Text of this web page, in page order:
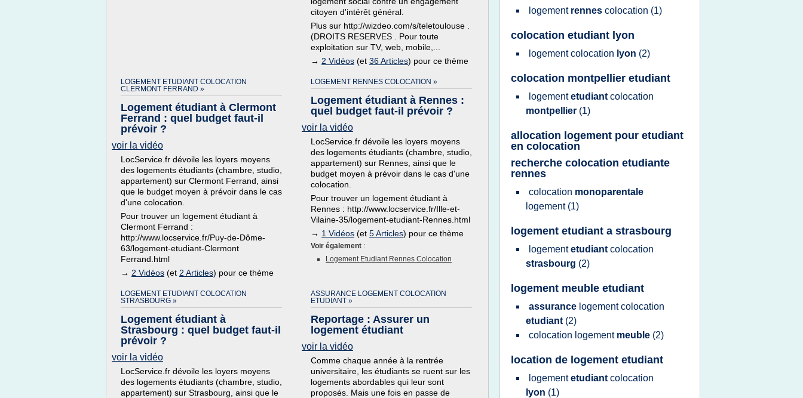
citoyen d'intérêt général.
Plus sur http://wizdeo.com/s/teletoulouse .
(DROITS RESERVES . Pour toute
exploitation sur TV, web, mobile,...
→ 2 Vidéos (et 36 Articles) pour ce thème
LOGEMENT ETUDIANT COLOCATION
CLERMONT FERRAND »
Logement étudiant à Clermont
Ferrand : quel budget faut-il
prévoir ?
voir la vidéo
LocService.fr dévoile les loyers moyens
des logements étudiants (chambre, studio,
appartement) sur Clermont Ferrand, ainsi
que le budget moyen à prévoir dans le cas
d'une colocation.
Pour trouver un logement étudiant à
Clermont Ferrand :
http://www.locservice.fr/Puy-de-Dôme-
63/logement-etudiant-Clermont
Ferrand.html
→ 2 Vidéos (et 2 Articles) pour ce thème
LOGEMENT RENNES COLOCATION »
Logement étudiant à Rennes :
quel budget faut-il prévoir ?
voir la vidéo
LocService.fr dévoile les loyers moyens
des logements étudiants (chambre, studio,
appartement) sur Rennes, ainsi que le
budget moyen à prévoir dans le cas d'une
colocation.
Pour trouver un logement étudiant à
Rennes : http://www.locservice.fr/Ille-et-
Vilaine-35/logement-etudiant-Rennes.html
→ 1 Vidéos (et 5 Articles) pour ce thème
Voir également :
Logement Etudiant Rennes Colocation
LOGEMENT ETUDIANT COLOCATION
STRASBOURG »
Logement étudiant à
Strasbourg : quel budget faut-il
prévoir ?
voir la vidéo
LocService.fr dévoile les loyers moyens
des logements étudiants (chambre, studio,
appartement) sur Strasbourg, ainsi que le
ASSURANCE LOGEMENT COLOCATION
ETUDIANT »
Reportage : Assurer un
logement étudiant
voir la vidéo
Comme chaque année à la rentrée
universitaire, les étudiants se ruent sur les
logements abordables qui leur sont
proposés. Mais une fois en passe de
logement rennes colocation (1)
colocation etudiant lyon
logement colocation lyon (2)
colocation montpellier etudiant
logementetudiant colocation
montpellier (1)
allocation logement pour etudiant
en colocation
recherche colocation etudiante
rennes
colocation monoparentale
logement (1)
logement etudiant a strasbourg
logementetudiant colocation
strasbourg (2)
logement meuble etudiant
assurance logement colocation
etudiant (2)
colocation logement meuble (2)
location de logement etudiant
logementetudiant colocation
lyon (1)